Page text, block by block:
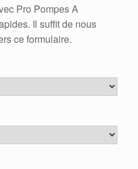
Pro Pompes A
Il suffit de nous
ce formulaire.